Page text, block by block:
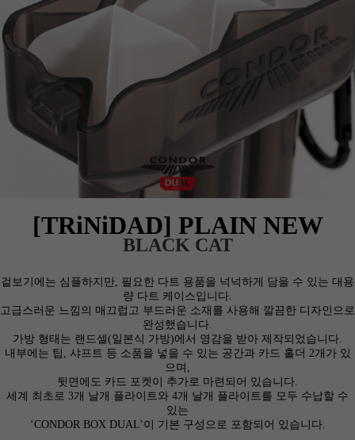
[TRiNiDAD] PLAIN NEW
BLACK CAT
겉보기에는 심플하지만, 필요한 다트 용품을 넉넉하게 담을 수 있는 대용
량 다트 케이스입니다.
고급스러운 느낌의 매끄럽고 부드러운 소재를 사용해 깔끔한 디자인으로
완성했습니다.
가방 형태는 랜드셀(일본식 가방)에서 영감을 받아 제작되었습니다.
내부에는 팁, 샤프트 등 소품을 넣을 수 있는 공간과 카드 홀더 2개가 있
으며,
뒷면에도 카드 포켓이 추가로 마련되어 있습니다.
세계 최초로 3개 날개 플라이트와 4개 날개 플라이트를 모두 수납할 수
있는
‘CONDOR BOX DUAL’이 기본 구성으로 포함되어 있습니다.